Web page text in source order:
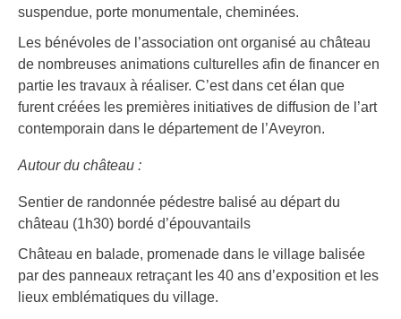
suspendue, porte monumentale, cheminées.
Les bénévoles de l’association ont organisé au château
de nombreuses animations culturelles afin de financer en
partie les travaux à réaliser. C’est dans cet élan que
furent créées les premières initiatives de diffusion de l’art
contemporain dans le département de l’Aveyron.
Autour du château :
Sentier de randonnée pédestre balisé au départ du
château (1h30) bordé d’épouvantails
Château en balade, promenade dans le village balisée
par des panneaux retraçant les 40 ans d’exposition et les
lieux emblématiques du village.